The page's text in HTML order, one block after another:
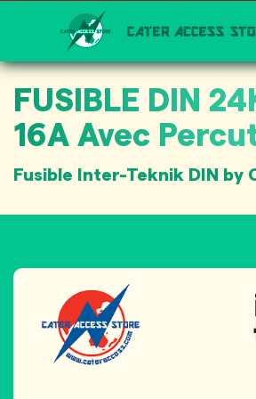
FUSIBLE DIN
16A Avec
Fusible Inter-Teknik DIN by